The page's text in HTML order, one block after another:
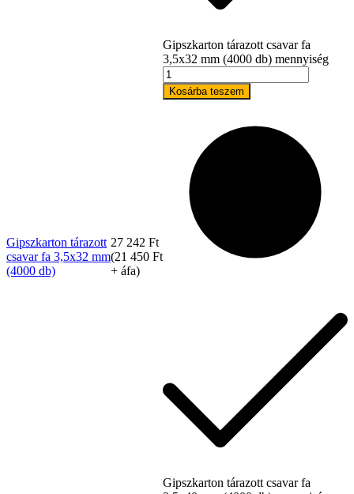
Gipszkarton tárazott
csavar fa 3,5x32 mm
(4000 db)
27 242 Ft
(21 450 Ft
+ áfa)
Gipszkarton tárazott csavar fa
3,5x32 mm (4000 db) mennyiség
Kosárba teszem
Gipszkarton tárazott csavar fa